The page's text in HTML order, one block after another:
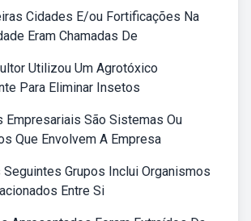
Cidades E/ou Fortificações Na
Eram Chamadas De
Utilizou Um Agrotóxico
Para Eliminar Insetos
Empresariais São Sistemas Ou
Que Envolvem A Empresa
Seguintes Grupos Inclui Organismos
Entre Si